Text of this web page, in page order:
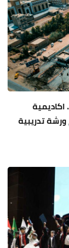
اكاديمية
تدريبية